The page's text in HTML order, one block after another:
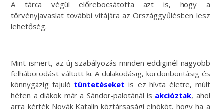
A tárca végül előrebocsátotta azt is, hogy a
törvényjavaslat további vitájára az Országgyűlésben lesz
lehetőség.
Mint ismert, az új szabályozás minden eddiginél nagyobb
felháborodást váltott ki. A dulakodásig, kordonbontásig és
könnygázig fajuló tüntetéseket is ez hívta életre, múlt
héten a diákok már a Sándor-palotánál is akcióztak, ahol
arra kérték Novák Katalin köztársasági elnököt, hogy ha a